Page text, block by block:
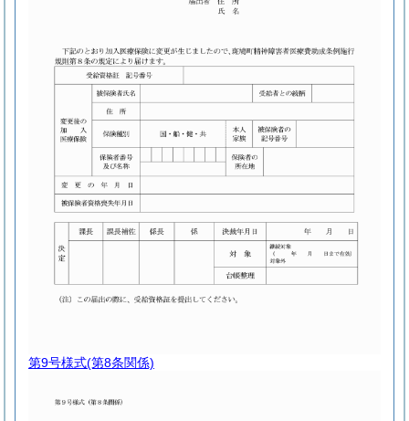
第9号様式(第8条関係)